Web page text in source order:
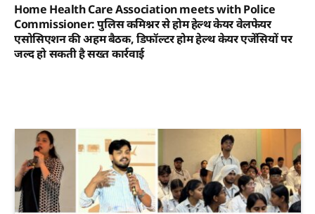
Home Health Care Association meets with Police
Commissioner: पुलिस कमिश्नर से होम हेल्थ केयर वेलफेयर
एसोसिएशन की अहम बैठक, डिफॉल्टर होम हेल्थ केयर एजेंसियों पर
जल्द हो सकती है सख्त कार्रवाई